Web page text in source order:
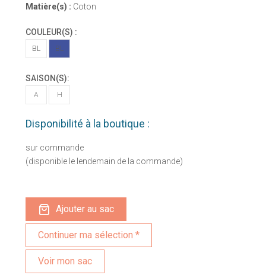
Matière(s) : Coton
COULEUR(S) :
BL BL
SAISON(S):
A H
Disponibilité à la boutique :
sur commande
(disponible le lendemain de la commande)
Ajouter au sac
Voir mon sac